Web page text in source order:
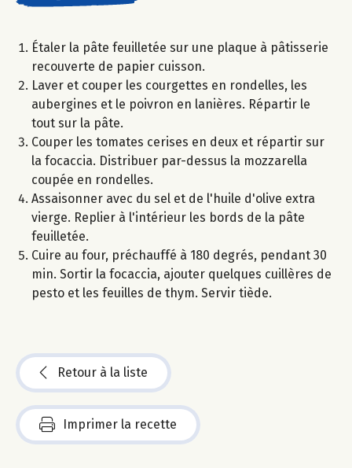
Étaler la pâte feuilletée sur une plaque à pâtisserie
recouverte de papier cuisson.
Laver et couper les courgettes en rondelles, les
aubergines et le poivron en lanières. Répartir le
tout sur la pâte.
Couper les tomates cerises en deux et répartir sur
la focaccia. Distribuer par-dessus la mozzarella
coupée en rondelles.
Assaisonner avec du sel et de l'huile d'olive extra
vierge. Replier à l'intérieur les bords de la pâte
feuilletée.
Cuire au four, préchauffé à 180 degrés, pendant 30
min. Sortir la focaccia, ajouter quelques cuillères de
pesto et les feuilles de thym. Servir tiède.
Retour à la liste
Imprimer la recette